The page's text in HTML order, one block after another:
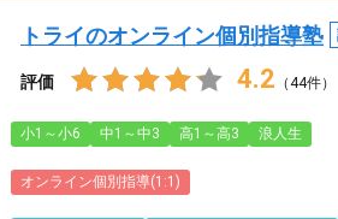
トライのオンライン個別指導塾
評価 4.2 （44件）
小1～小6 中1～中3 高1～高3 浪人生
オンライン個別指導(1:1)